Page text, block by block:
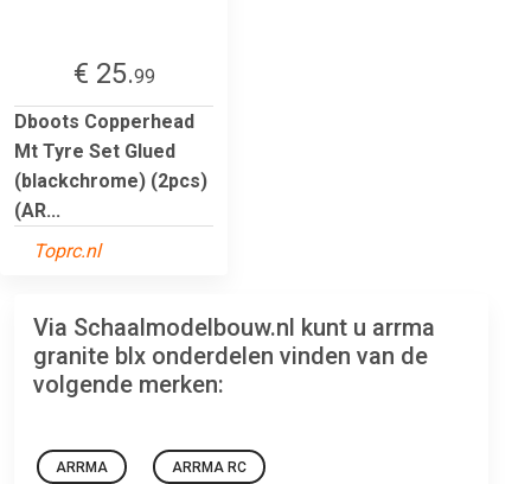
€ 25.99
Dboots Copperhead
Mt Tyre Set Glued
(blackchrome) (2pcs)
(AR...
Toprc.nl
Via Schaalmodelbouw.nl kunt u arrma
granite blx onderdelen vinden van de
volgende merken:
ARRMA ARRMA RC